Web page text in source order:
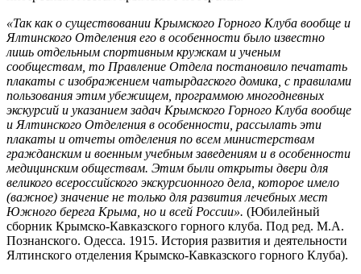
«Так как о существовании Крымского Горного Клуба вообще и
Ялтинского Отделения его в особенности было известно
лишь отдельным спортивным кружкам и ученым
сообществам, то Правление Отдела постановило печатать
плакаты с изображением чатырдагского домика, с правилами
пользования этим убежищем, программою многодневных
экскурсий и указанием задач Крымского Горного Клуба вообще
и Ялтинского Отделения в особенности, рассылать эти
плакаты и отчеты отделения по всем министерствам
гражданским и военным учебным заведениям и в особенности
медицинским обществам. Этим были открыты двери для
великого всероссийского экскурсионного дела, которое имело
(важное) значение не только для развития лечебных мест
Южного берега Крыма, но и всей России». (Юбилейный
сборник Крымско-Кавказского горного клуба. Под ред. М.А.
Познанского. Одесса. 1915. История развития и деятельности
Ялтинского отделения Крымско-Кавказского горного Клуба).